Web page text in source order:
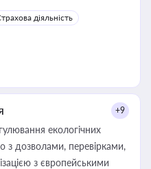
діяльність
+9
екологічних
з дозволами, перевірками,
з європейськими